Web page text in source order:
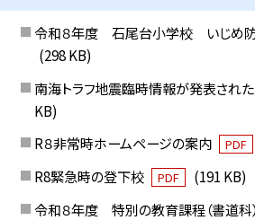
令和８年度 石尾台小学校 いじめ
(298 KB)
南海トラフ地震臨時情報が発表され
KB)
R８非常時ホームページの案内
PDF
R8緊急時の登下校
PDF
(191 KB)
令和８年度 特別の教育課程（書道科